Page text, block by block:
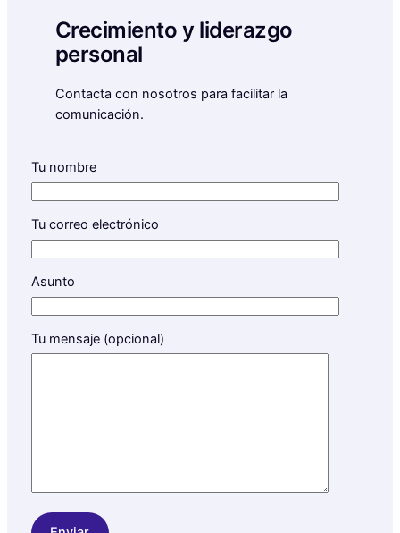
Crecimiento y liderazgo
personal
Contacta con nosotros para facilitar la
comunicación.
Tu nombre
Tu correo electrónico
Asunto
Tu mensaje (opcional)